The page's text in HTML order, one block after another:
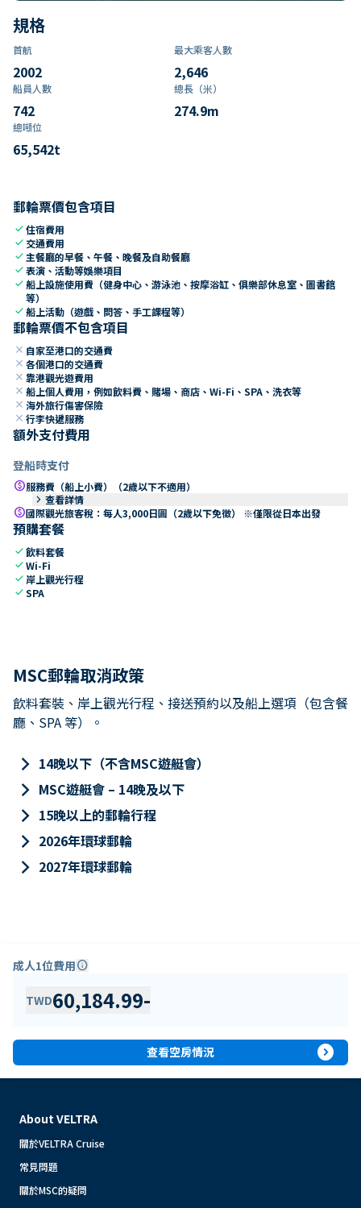
規格
首航
2002
最大乘客人數
2,646
船員人數
742
總長（米）
274.9m
總噸位
65,542t
郵輪票價包含項目
check住宿費用
check 交通費用
check 主餐廳的早餐、午餐、晚餐及自助餐廳
check表演、活動等娛樂項目
check船上設施使用費（健身中心、游泳池、按摩浴缸、俱樂部休息室、圖書館
等）
check船上活動（遊戲、問答、手工課程等）
郵輪票價不包含項目
close 自家至港口的交通費
close 各個港口的交通費
close 靠港觀光遊費用
close 船上個人費用，例如飲料費、賭場、商店、Wi-Fi、SPA、洗衣等
close 海外旅行傷害保險
close 行李快遞服務
額外支付費用
登船時支付
paid服務費（船上小費）（2歲以下不適用）
keyboard_arrow_right 查看詳情
paid國際觀光旅客稅：每人3,000日圓（2歲以下免徵） ※僅限從日本出發
預購套餐
check飲料套餐
checkWi-Fi
check 岸上觀光行程
checkSPA
MSC郵輪取消政策
飲料套裝、岸上觀光行程、接送預約以及船上選項（包含餐
廳、SPA 等）。
keyboard_arrow_right 14晚以下（不含MSC遊艇會）
keyboard_arrow_right MSC遊艇會 – 14晚及以下
keyboard_arrow_right 15晚以上的郵輪行程
keyboard_arrow_right 2026年環球郵輪
keyboard_arrow_right 2027年環球郵輪
成人1位費用info
TWD60,184.99-
查看空房情況 expand_circle_right
About VELTRA
關於VELTRA Cruise
常見問題
關於MSC的疑問